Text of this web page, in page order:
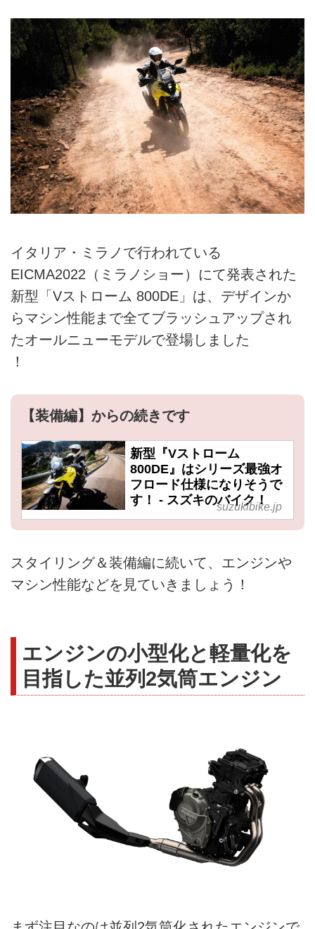
イタリア・ミラノで行われている
EICMA2022（ミラノショー）にて発表された
新型「Vストローム 800DE」は、デザインか
らマシン性能まで全てブラッシュアップされ
たオールニューモデルで登場しました
！
【装備編】からの続きです
新型『Vストローム
800DE』はシリーズ最強オ
フロード仕様になりそうで
す！ - スズキのバイク！
suzukibike.jp
スタイリング＆装備編に続いて、エンジンや
マシン性能などを見ていきましょう！
エンジンの小型化と軽量化を
目指した並列2気筒エンジン